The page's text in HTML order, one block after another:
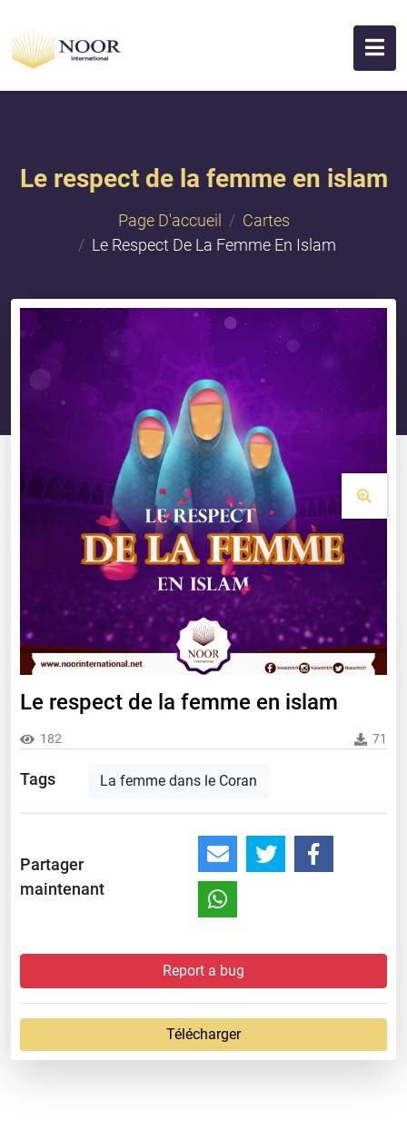
Le respect de la femme en islam
Page D'accueil
Cartes
Le Respect De La Femme En Islam
Le respect de la femme en islam
182 71
Tags La femme dans le Coran
Partager
maintenant
Report a bug
Télécharger